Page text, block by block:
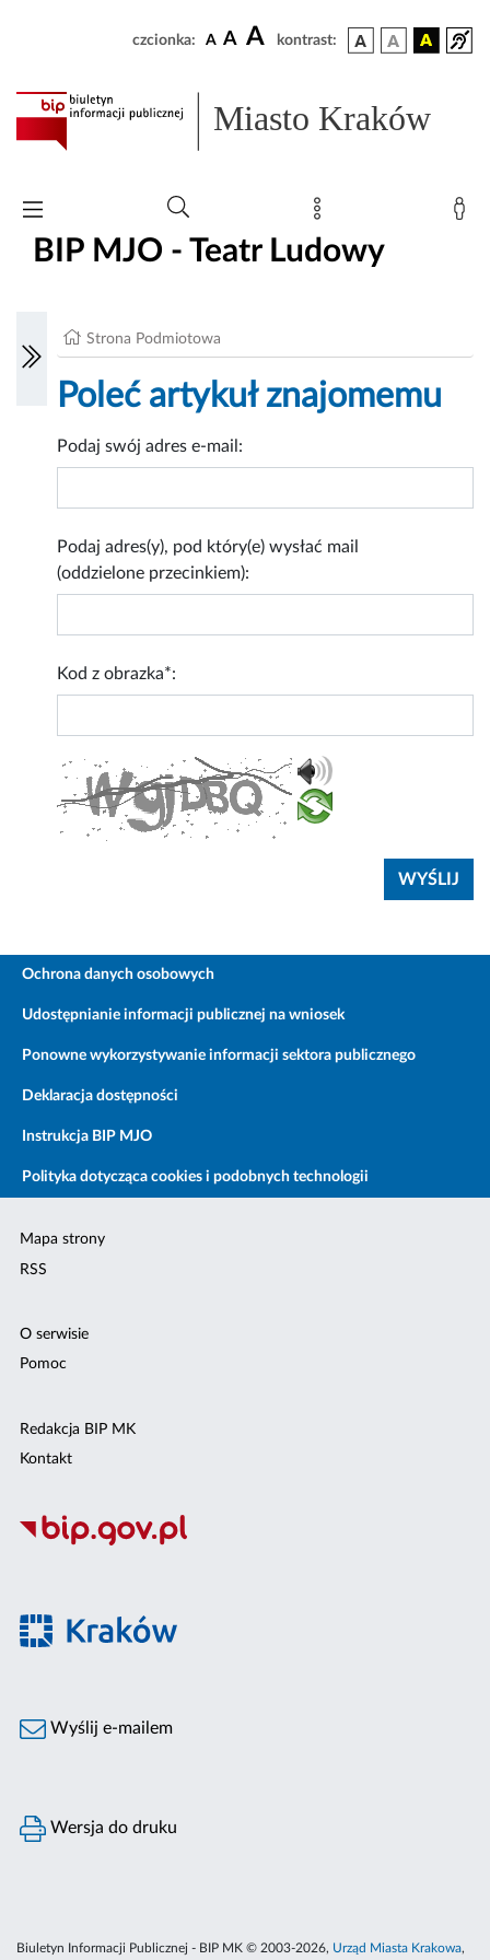
czcionka: A A A kontrast:
Miasto Kraków
BIP MJO - Teatr Ludowy
Strona Podmiotowa
Poleć artykuł znajomemu
Podaj swój adres e-mail:
Podaj adres(y), pod który(e) wysłać mail
(oddzielone przecinkiem):
Kod z obrazka*:
Ochrona danych osobowych
Udostępnianie informacji publicznej na wniosek
Ponowne wykorzystywanie informacji sektora publicznego
Deklaracja dostępności
Instrukcja BIP MJO
Polityka dotycząca cookies i podobnych technologii
Mapa strony
RSS
O serwisie
Pomoc
Redakcja BIP MK
Kontakt
Wyślij e-mailem
Wersja do druku
Biuletyn Informacji Publicznej - BIP MK © 2003-2026, Urząd Miasta Krakowa,